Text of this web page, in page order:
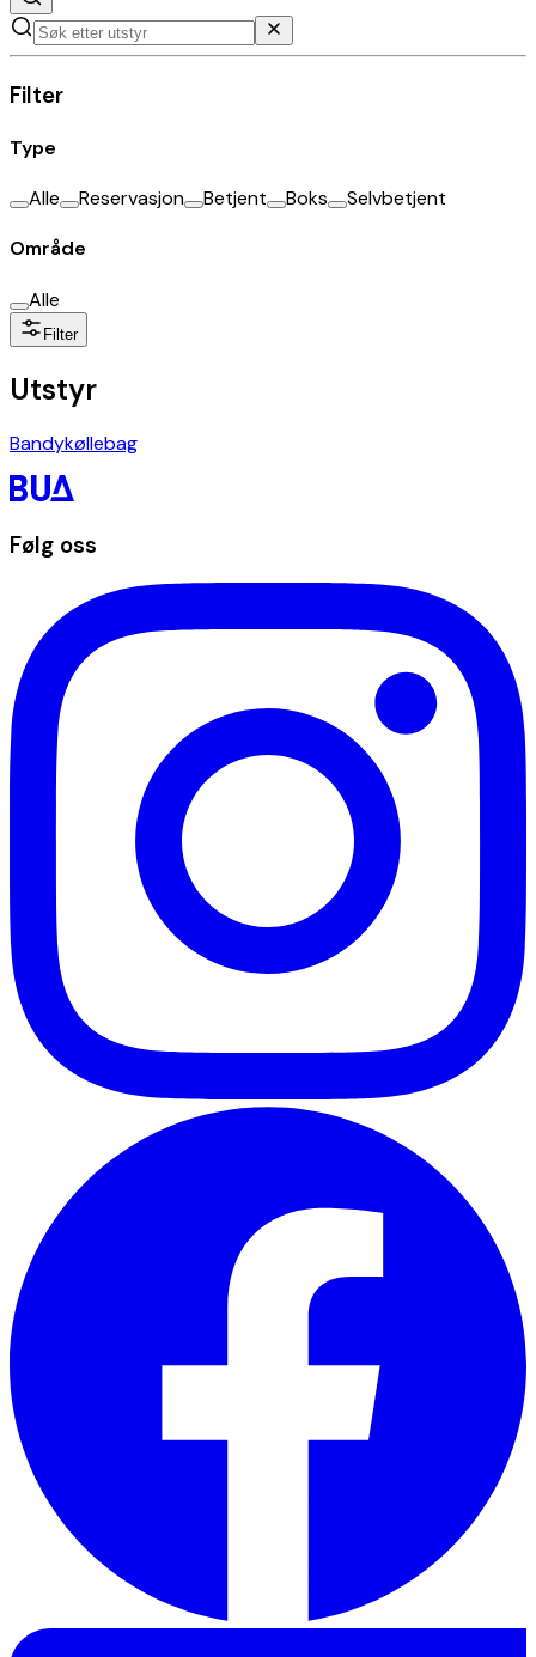
Filter
Type
Alle Reservasjon Betjent Boks Selvbetjent
Område
Alle
Filter
Utstyr
Bandykøllebag
Følg oss